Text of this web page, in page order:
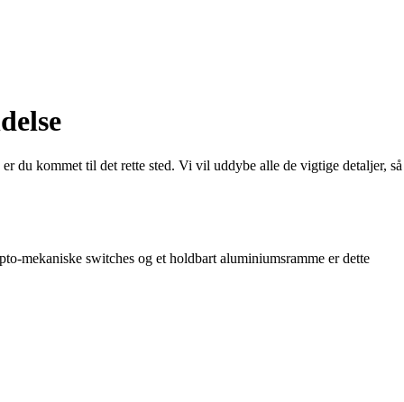
du kommet til det rette sted. Vi vil uddybe alle de vigtige detaljer, så
mekaniske switches og et holdbart aluminiumsramme er dette